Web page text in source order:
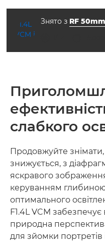
Знято з RF
слабкого
Продовжуйте знімати,
знижується, з
яскравого
керуванням глибиною
оптимального
F1.4L VCM забезпечує
природна
для зйомки портретів